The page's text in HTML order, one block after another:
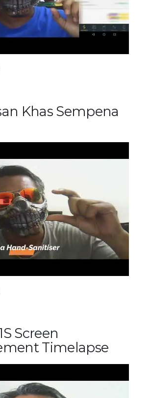
Khas Sempena
Screen
Timelapse